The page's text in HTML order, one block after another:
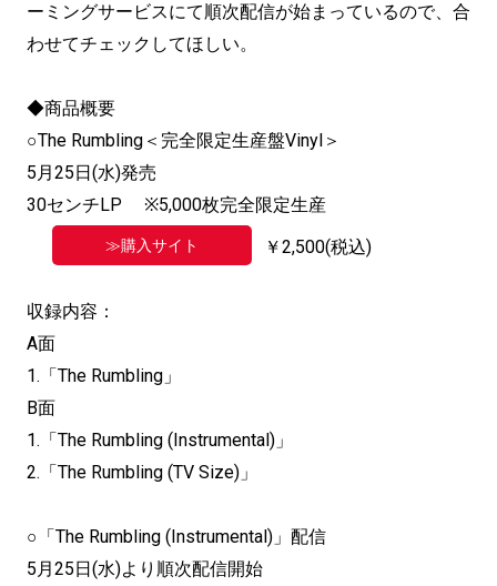
ーミングサービスにて順次配信が始まっているので、合
わせてチェックしてほしい。
◆商品概要
○The Rumbling＜完全限定生産盤Vinyl＞
5月25日(水)発売
30センチLP ※5,000枚完全限定生産
≫購入サイト ￥2,500(税込)
収録内容：
A面
1.「The Rumbling」
B面
1.「The Rumbling (Instrumental)」
2.「The Rumbling (TV Size)」
○「The Rumbling (Instrumental)」配信
5月25日(水)より順次配信開始